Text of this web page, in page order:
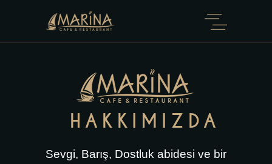
HAKKIMIZDA
Sevgi, Barış, Dostluk abidesi ve bir